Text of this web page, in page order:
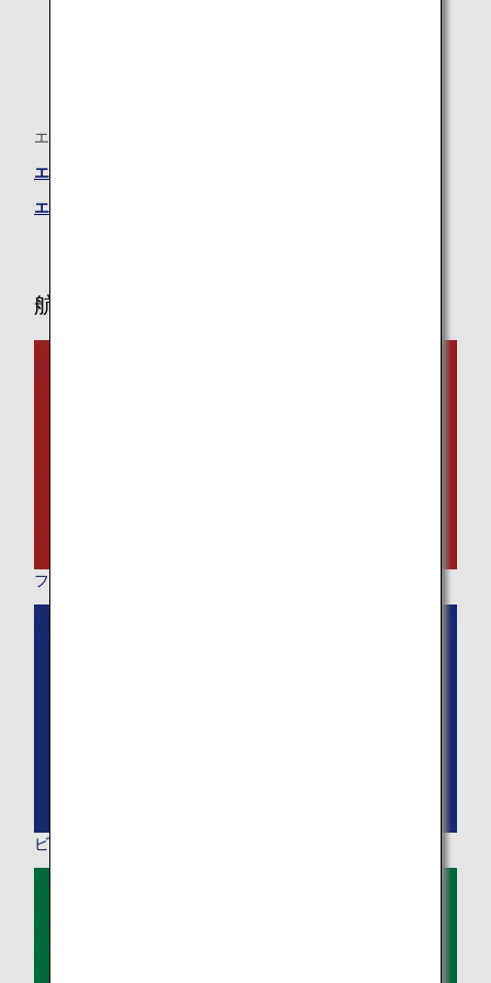
エアバスA320neo
エアバスA320neo ―ビジネスクラスシート
エアバスA320neo ―エコノミークラスシート
航空機および機内サービスに関する情報
ファーストクラス
ビジネスクラス